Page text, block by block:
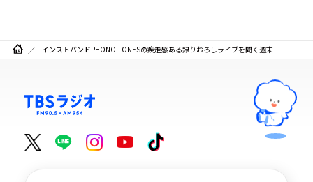
インストバンドPHONO TONESの疾走感ある録りおろしライブを聞く週末